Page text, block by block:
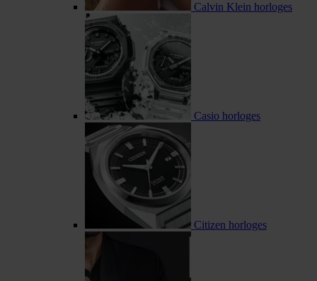
Calvin Klein horloges
Casio horloges
Citizen horloges